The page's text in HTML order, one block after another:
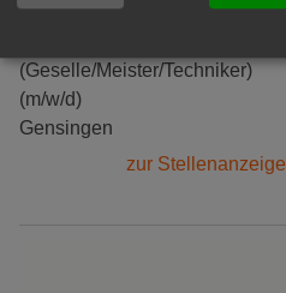
& Co KG
(Geselle/Meister/Techniker)
(m/w/d)
Gensingen
zur Stellenanzeige